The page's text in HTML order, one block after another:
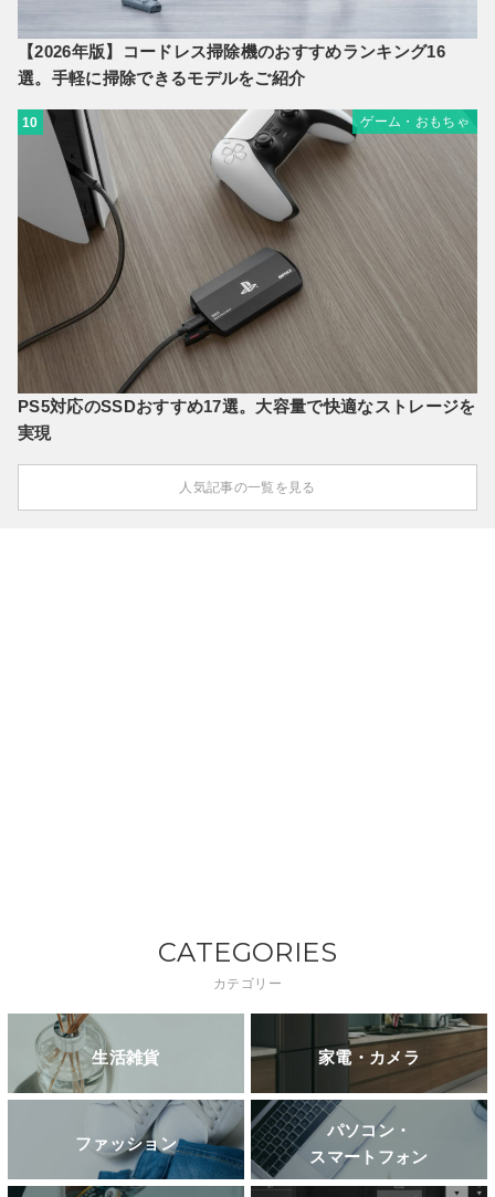
【2026年版】コードレス掃除機のおすすめランキング16
選。手軽に掃除できるモデルをご紹介
10 ゲーム・おもちゃ
PS5対応のSSDおすすめ17選。大容量で快適なストレージを
実現
人気記事の一覧を見る
CATEGORIES
カテゴリー
生活雑貨 家電・カメラ
ファッション
パソコン・
スマートフォン